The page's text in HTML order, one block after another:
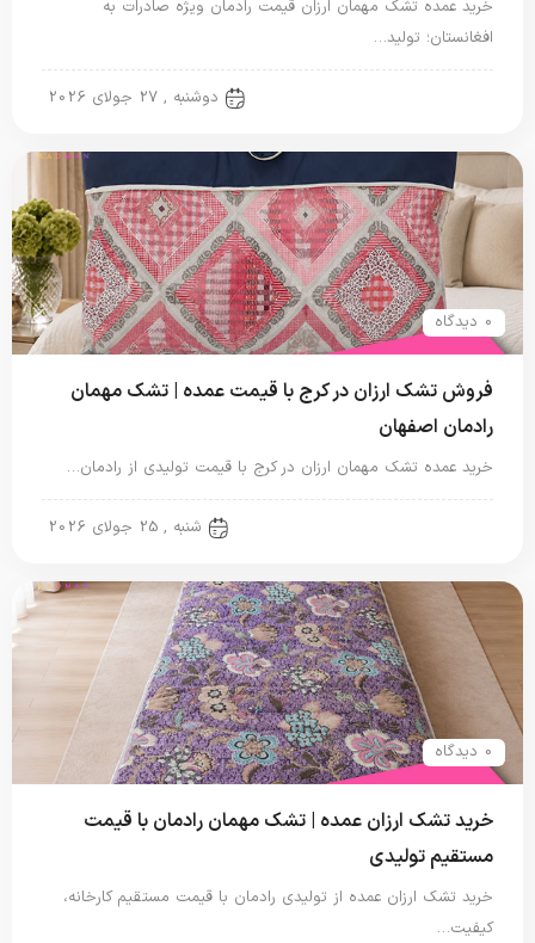
خرید عمده تشک مهمان ارزان قیمت رادمان ویژه صادرات به
افغانستان؛ تولید…
دوشنبه , 27 جولای 2026
0 دیدگاه
فروش تشک ارزان در کرج با قیمت عمده | تشک مهمان
رادمان اصفهان
خرید عمده تشک مهمان ارزان در کرج با قیمت تولیدی از رادمان…
شنبه , 25 جولای 2026
0 دیدگاه
خرید تشک ارزان عمده | تشک مهمان رادمان با قیمت
مستقیم تولیدی
خرید تشک ارزان عمده از تولیدی رادمان با قیمت مستقیم کارخانه،
کیفیت…